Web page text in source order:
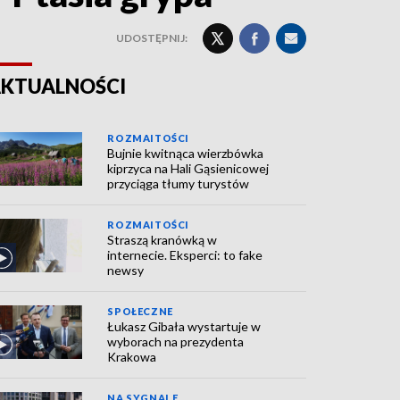
UDOSTĘPNIJ:
ROZMAITOŚCI
Bujnie kwitnąca wierzbówka
kiprzyca na Hali Gąsienicowej
przyciąga tłumy turystów
ROZMAITOŚCI
Straszą kranówką w
internecie. Eksperci: to fake
newsy
SPOŁECZNE
Łukasz Gibała wystartuje w
wyborach na prezydenta
Krakowa